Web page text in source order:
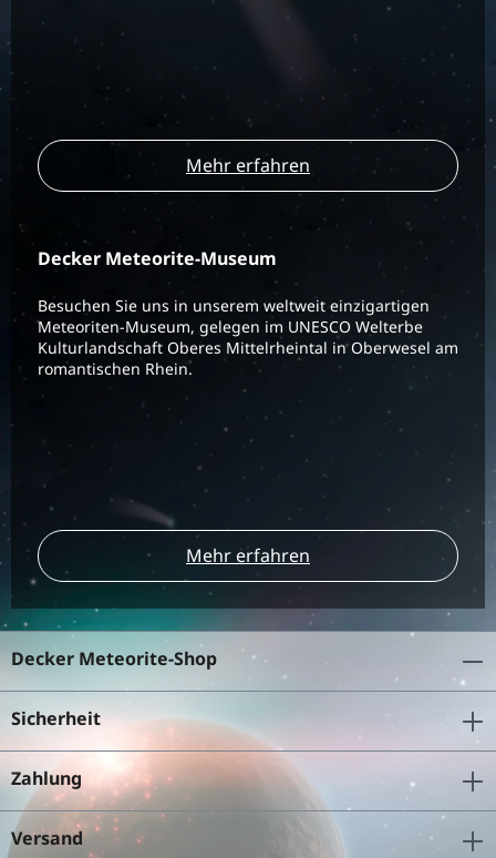
Mehr erfahren
Decker Meteorite-Museum
Besuchen Sie uns in unserem weltweit einzigartigen
Meteoriten-Museum, gelegen im UNESCO Welterbe
Kulturlandschaft Oberes Mittelrheintal in Oberwesel am
romantischen Rhein.
Mehr erfahren
Decker Meteorite-Shop
Sicherheit
Zahlung
Versand